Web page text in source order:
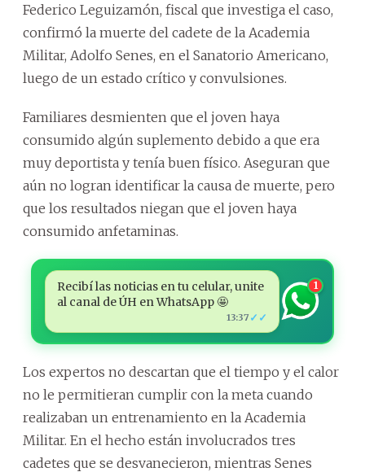
Federico Leguizamón, fiscal que investiga el caso,
confirmó la muerte del cadete de la Academia
Militar, Adolfo Senes, en el Sanatorio Americano,
luego de un estado crítico y convulsiones.
Familiares desmienten que el joven haya
consumido algún suplemento debido a que era
muy deportista y tenía buen físico. Aseguran que
aún no logran identificar la causa de muerte, pero
que los resultados niegan que el joven haya
consumido anfetaminas.
Recibí las noticias en tu celular, unite
al canal de ÚH en WhatsApp 🤩
13:37 ✓✓
1
Los expertos no descartan que el tiempo y el calor
no le permitieran cumplir con la meta cuando
realizaban un entrenamiento en la Academia
Militar. En el hecho están involucrados tres
cadetes que se desvanecieron, mientras Senes